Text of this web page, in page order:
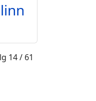
14 / 61